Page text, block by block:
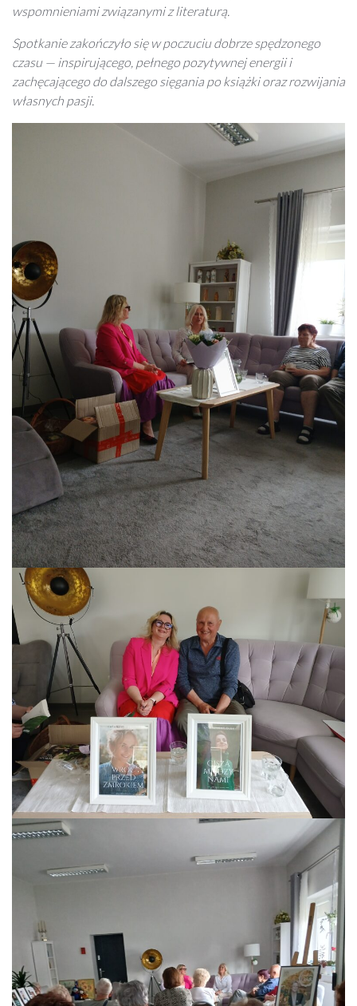
wspomnieniami związanymi z literaturą.
Spotkanie zakończyło się w poczuciu dobrze spędzonego
czasu — inspirującego, pełnego pozytywnej energii i
zachęcającego do dalszego sięgania po książki oraz rozwijania
własnych pasji.